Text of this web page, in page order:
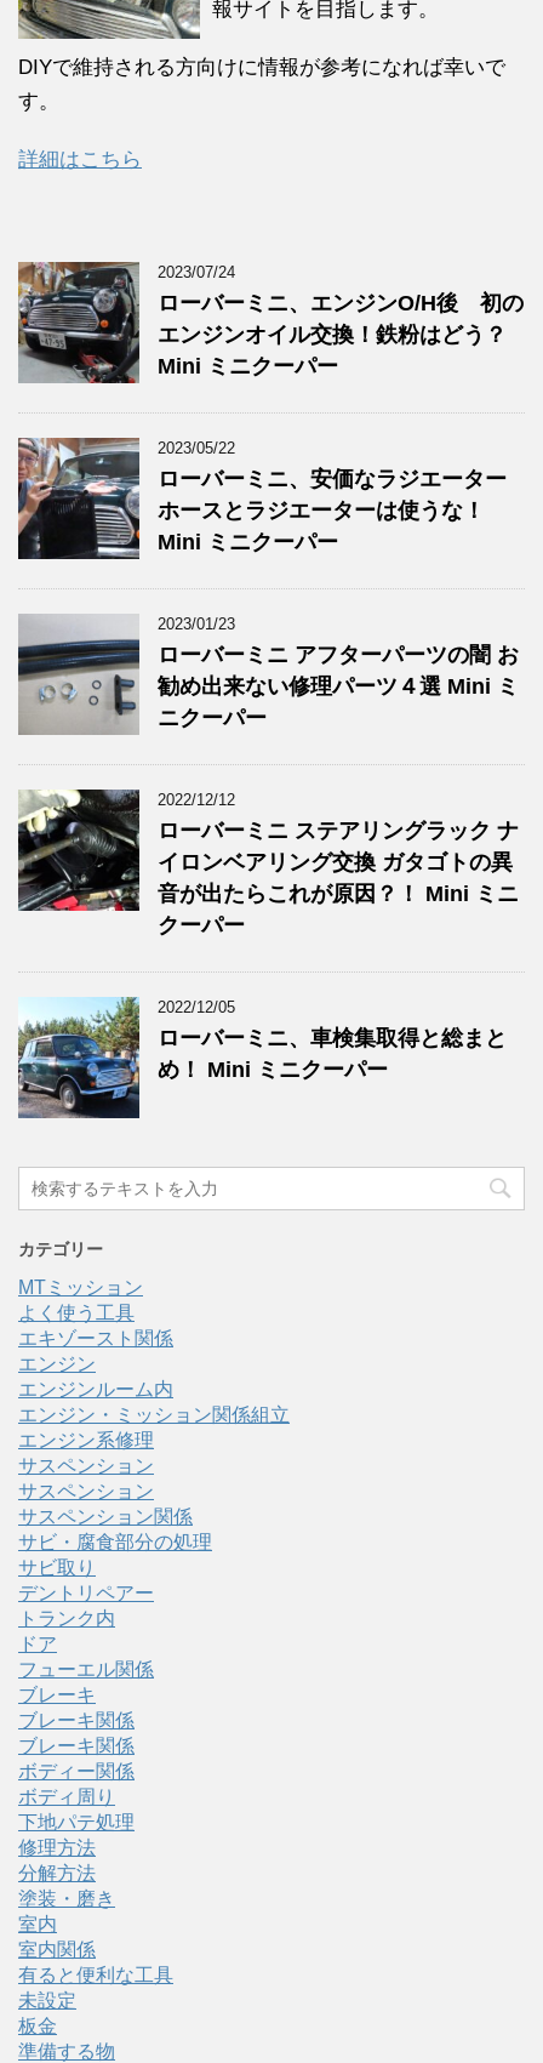
報サイトを目指します。
DIYで維持される方向けに情報が参考になれば幸いで
す。
詳細はこちら
2023/07/24
ローバーミニ、エンジンO/H後 初の
エンジンオイル交換！鉄粉はどう？
Mini ミニクーパー
2023/05/22
ローバーミニ、安価なラジエーター
ホースとラジエーターは使うな！
Mini ミニクーパー
2023/01/23
ローバーミニ アフターパーツの闇 お
勧め出来ない修理パーツ４選 Mini ミ
ニクーパー
2022/12/12
ローバーミニ ステアリングラック ナ
イロンベアリング交換 ガタゴトの異
音が出たらこれが原因？！ Mini ミニ
クーパー
2022/12/05
ローバーミニ、車検集取得と総まと
め！ Mini ミニクーパー
カテゴリー
MTミッション
よく使う工具
エキゾースト関係
エンジン
エンジンルーム内
エンジン・ミッション関係組立
エンジン系修理
サスペンション
サスペンション
サスペンション関係
サビ・腐食部分の処理
サビ取り
デントリペアー
トランク内
ドア
フューエル関係
ブレーキ
ブレーキ関係
ブレーキ関係
ボディー関係
ボディ周り
下地パテ処理
修理方法
分解方法
塗装・磨き
室内
室内関係
有ると便利な工具
未設定
板金
準備する物